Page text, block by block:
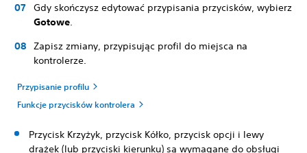
Gdy skończysz edytować przypisania przycisków, wybierz
Gotowe
Zapisz zmiany, przypisując profil do miejsca na
kontrolerze.
Przypisanie profilu
Funkcje przycisków kontrolera
Przycisk Krzyżyk, przycisk Kółko, przycisk opcji i lewy
drążek (lub przyciski kierunku) są wymagane do obsługi